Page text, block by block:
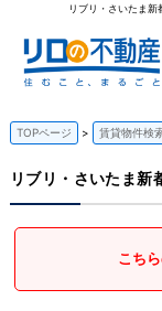
リブリ・さいたま
TOPページ 賃貸物件検
リブリ・さいたま新
こち